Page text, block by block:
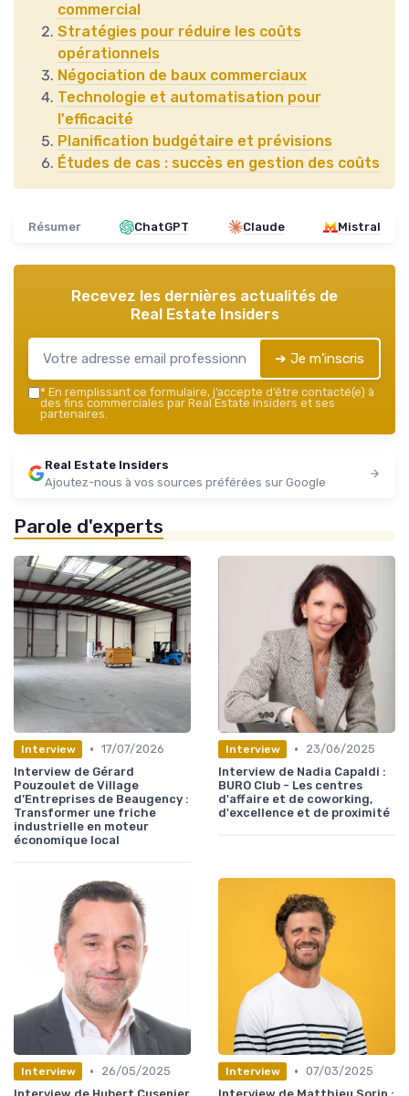
commercial
Stratégies pour réduire les coûts
opérationnels
Négociation de baux commerciaux
Technologie et automatisation pour
l'efficacité
Planification budgétaire et prévisions
Études de cas : succès en gestion des coûts
Résumer ChatGPT Claude Mistral
Recevez les dernières actualités de
Real Estate Insiders
➔ Je m'inscris
* En remplissant ce formulaire, j’accepte d’être contacté(e) à
des fins commerciales par Real Estate Insiders et ses
partenaires.
Real Estate Insiders
Ajoutez-nous à vos sources préférées sur Google
Parole d'experts
Interview • 17/07/2026
Interview de Gérard
Pouzoulet de Village
d’Entreprises de Beaugency :
Transformer une friche
industrielle en moteur
économique local
Interview •
23/06/2025
Interview de Nadia Capaldi :
BURO Club - Les centres
d'affaire et de coworking,
d'excellence et de proximité
Interview •
26/05/2025
Interview • 07/03/2025